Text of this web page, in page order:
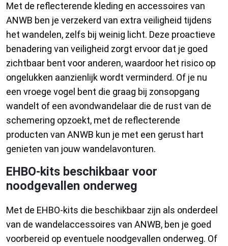
Met de reflecterende kleding en accessoires van
ANWB ben je verzekerd van extra veiligheid tijdens
het wandelen, zelfs bij weinig licht. Deze proactieve
benadering van veiligheid zorgt ervoor dat je goed
zichtbaar bent voor anderen, waardoor het risico op
ongelukken aanzienlijk wordt verminderd. Of je nu
een vroege vogel bent die graag bij zonsopgang
wandelt of een avondwandelaar die de rust van de
schemering opzoekt, met de reflecterende
producten van ANWB kun je met een gerust hart
genieten van jouw wandelavonturen.
EHBO-kits beschikbaar voor
noodgevallen onderweg
Met de EHBO-kits die beschikbaar zijn als onderdeel
van de wandelaccessoires van ANWB, ben je goed
voorbereid op eventuele noodgevallen onderweg. Of